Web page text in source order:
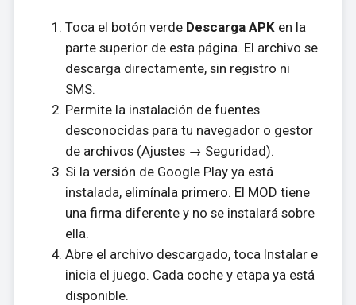
Toca el botón verde Descarga APKen la
parte superior de esta página. El archivo se
descarga directamente, sin registro ni
SMS.
Permite la instalación de fuentes
desconocidas para tu navegador o gestor
de archivos (Ajustes → Seguridad).
Si la versión de Google Play ya está
instalada, elimínala primero. El MOD tiene
una firma diferente y no se instalará sobre
ella.
Abre el archivo descargado, toca Instalar e
inicia el juego. Cada coche y etapa ya está
disponible.